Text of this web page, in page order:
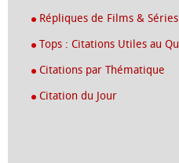
Répliques de Films & Séries
Tops : Citations Utiles au
Citations par Thématique
Citation du Jour